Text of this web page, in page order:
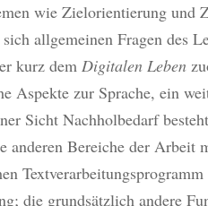
wie Zielorientierung und
allgemeinen Fragen des
kurz dem Digitalen Leben
Aspekte zur Sprache, ein
Sicht Nachholbedarf
anderen Bereiche der Arbeit
die grundsätzlich andere